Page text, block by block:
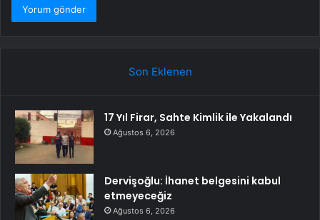
Son Eklenen
17 Yıl Firar, Sahte Kimlik ile Yakalandı
Ağustos 6, 2026
Dervişoğlu: İhanet belgesini kabul
etmeyeceğiz
Ağustos 6, 2026